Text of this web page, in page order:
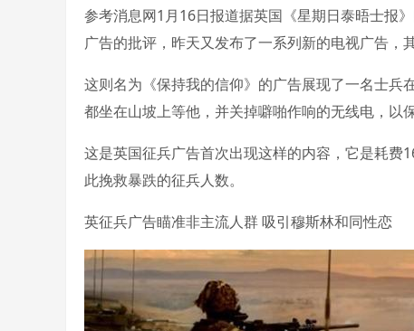
参考消息网1月16日报道据英国《星期日泰晤士报
广告的批评，昨天又发布了一系列新的电视广告，
这则名为《保持我的信仰》的广告展现了一名士兵
都坐在山坡上等他，并关掉噼啪作响的无线电，以
这是英国征兵广告首次出现这样的内容，它是耗
此挽救暴跌的征兵人数。
英征兵广告瞄准非主流人群 吸引穆斯林和同性恋